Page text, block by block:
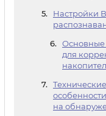
Настройки
Основные
для
на